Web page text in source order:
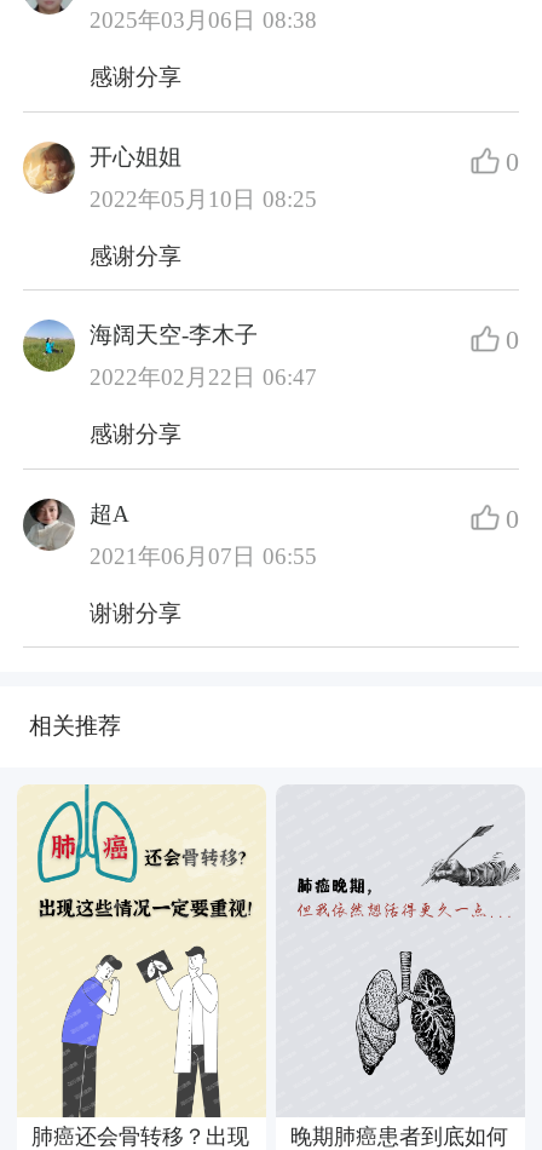
2025年03月06日 08:38
感谢分享
开心姐姐
2022年05月10日 08:25
0
感谢分享
海阔天空-李木子
2022年02月22日 06:47
0
感谢分享
超A
2021年06月07日 06:55
0
谢谢分享
相关推荐
肺癌还会骨转移？出现
晚期肺癌患者到底如何